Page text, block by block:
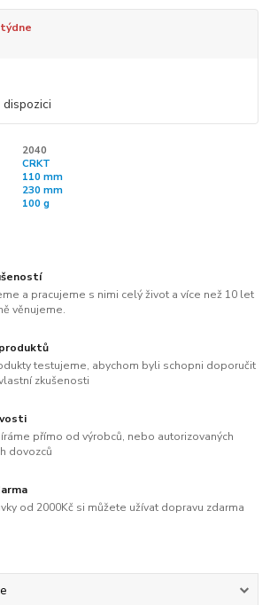
2040
CRKT
110 mm
230 mm
100 g
a pracujeme s nimi celý život a více než 10 let
věnujeme.
testujeme, abychom byli schopni doporučit
zkušenosti
přímo od výrobců, nebo autorizovaných
dovozců
od 2000Kč si můžete užívat dopravu zdarma